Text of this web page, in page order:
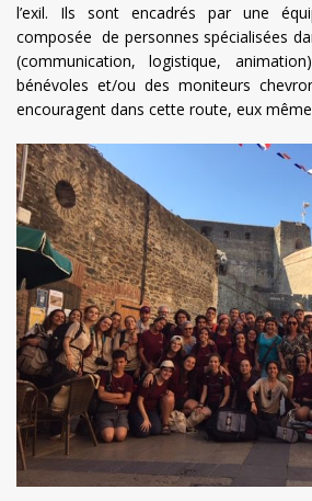
l’exil. Ils sont encadrés par une
composée de personnes spécialisées
(communication, logistique,
bénévoles et/ou des moniteurs
encouragent dans cette route, eux